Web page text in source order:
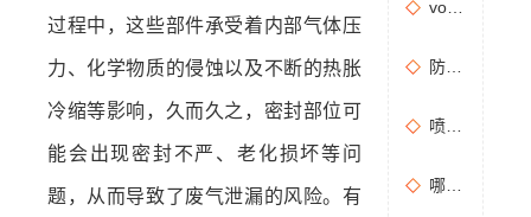
过程中，这些部件承受着内部气体压
力、化学物质的侵蚀以及不断的热胀
冷缩等影响，久而久之，密封部位可
能会出现密封不严、老化损坏等问
题，从而导致了废气泄漏的风险。有